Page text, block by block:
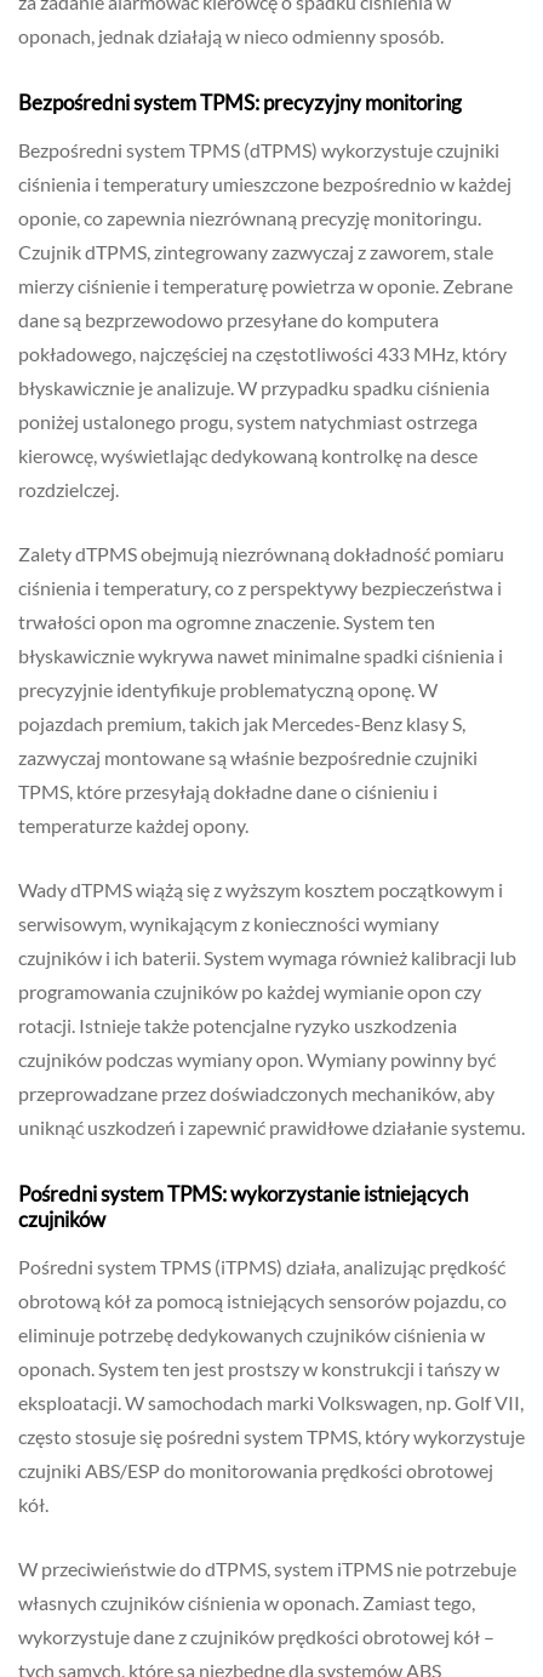
oponach, jednak działają w nieco odmienny sposób.
Bezpośredni system TPMS: precyzyjny monitoring
Bezpośredni system TPMS (dTPMS) wykorzystuje czujniki
ciśnienia i temperatury umieszczone bezpośrednio w każdej
oponie, co zapewnia niezrównaną precyzję monitoringu.
Czujnik dTPMS, zintegrowany zazwyczaj z zaworem, stale
mierzy ciśnienie i temperaturę powietrza w oponie. Zebrane
dane są bezprzewodowo przesyłane do komputera
pokładowego, najczęściej na częstotliwości 433 MHz, który
błyskawicznie je analizuje. W przypadku spadku ciśnienia
poniżej ustalonego progu, system natychmiast ostrzega
kierowcę, wyświetlając dedykowaną kontrolkę na desce
rozdzielczej.
Zalety dTPMS obejmują niezrównaną dokładność pomiaru
ciśnienia i temperatury, co z perspektywy bezpieczeństwa i
trwałości opon ma ogromne znaczenie. System ten
błyskawicznie wykrywa nawet minimalne spadki ciśnienia i
precyzyjnie identyfikuje problematyczną oponę. W
pojazdach premium, takich jak Mercedes-Benz klasy S,
zazwyczaj montowane są właśnie bezpośrednie czujniki
TPMS, które przesyłają dokładne dane o ciśnieniu i
temperaturze każdej opony.
Wady dTPMS wiążą się z wyższym kosztem początkowym i
serwisowym, wynikającym z konieczności wymiany
czujników i ich baterii. System wymaga również kalibracji lub
programowania czujników po każdej wymianie opon czy
rotacji. Istnieje także potencjalne ryzyko uszkodzenia
czujników podczas wymiany opon. Wymiany powinny być
przeprowadzane przez doświadczonych mechaników, aby
uniknąć uszkodzeń i zapewnić prawidłowe działanie systemu.
Pośredni system TPMS: wykorzystanie istniejących
czujników
Pośredni system TPMS (iTPMS) działa, analizując prędkość
obrotową kół za pomocą istniejących sensorów pojazdu, co
eliminuje potrzebę dedykowanych czujników ciśnienia w
oponach. System ten jest prostszy w konstrukcji i tańszy w
eksploatacji. W samochodach marki Volkswagen, np. Golf VII,
często stosuje się pośredni system TPMS, który wykorzystuje
czujniki ABS/ESP do monitorowania prędkości obrotowej
kół.
W przeciwieństwie do dTPMS, system iTPMS nie potrzebuje
własnych czujników ciśnienia w oponach. Zamiast tego,
wykorzystuje dane z czujników prędkości obrotowej kół –
tych samych, które są niezbędne dla systemów ABS